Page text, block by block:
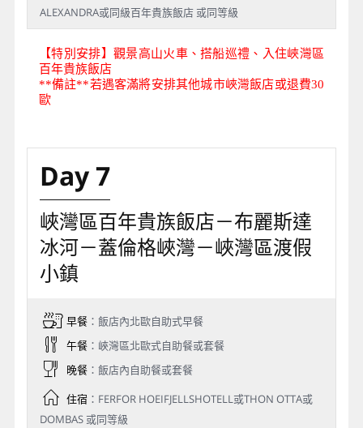
ALEXANDRA或同級百年貴族飯店 或同等級
【特別安排】觀景高山火車、搭船巡禮、入住峽灣區
百年貴族飯店
**備註**若遇客滿將安排其他城市峽灣飯店或退費30
歐
Day 7
峽灣區百年貴族飯店－布麗斯達
冰河－蓋倫格峽灣－峽灣區渡假
小鎮
早餐：飯店內北歐自助式早餐
午餐：峽灣區北歐式自助餐或套餐
晚餐：飯店內自助餐或套餐
住宿：FERFOR HOEIFJELLSHOTELL或THON OTTA或
DOMBAS 或同等級